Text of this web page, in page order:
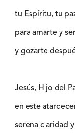
tu Espíritu, tu
para amarte y
y gozarte
Jesús, Hijo del
en este
serena claridad